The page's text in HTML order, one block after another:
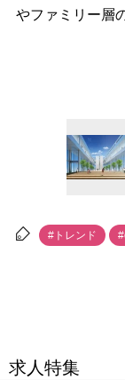
ファミリー層の
#トレンド
求人特集